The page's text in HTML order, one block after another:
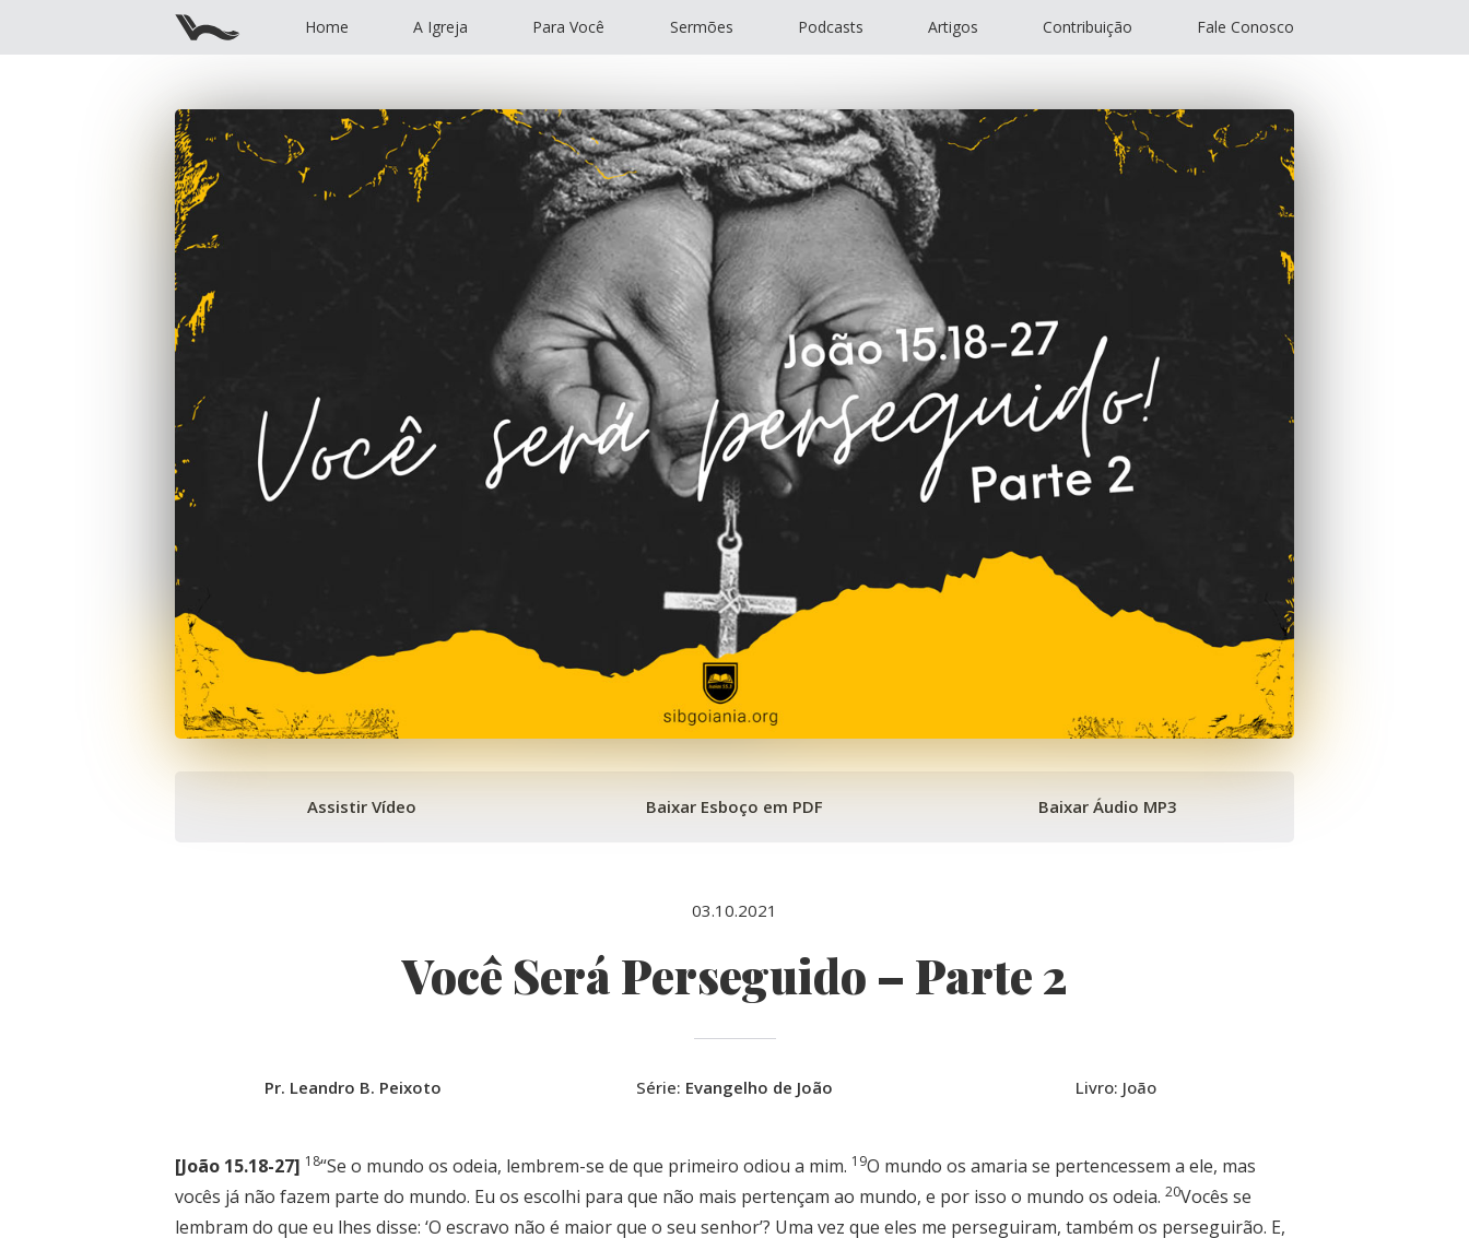
Home A Igreja Para Você Sermões Podcasts Artigos Contribuição Fale Conosco
Assistir Vídeo Baixar Esboço em PDF Baixar Áudio MP3
03.10.2021
Você Será Perseguido – Parte 2
Pr. Leandro B. Peixoto Série: Evangelho de João Livro: João
[João 15.18-27] 18“Se o mundo os odeia, lembrem-se de que primeiro odiou a mim. 19O mundo os amaria se pertencessem a ele, mas
vocês já não fazem parte do mundo. Eu os escolhi para que não mais pertençam ao mundo, e por isso o mundo os odeia. 20Vocês se
lembram do que eu lhes disse: ‘O escravo não é maior que o seu senhor’? Uma vez que eles me perseguiram, também os perseguirão. E,